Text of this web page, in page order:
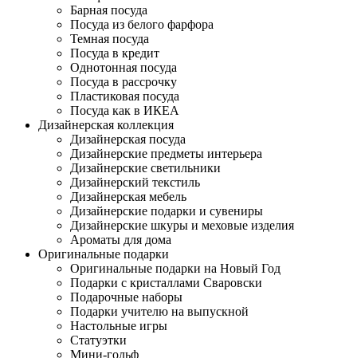
Барная посуда
Посуда из белого фарфора
Темная посуда
Посуда в кредит
Однотонная посуда
Посуда в рассрочку
Пластиковая посуда
Посуда как в ИКЕА
Дизайнерская коллекция
Дизайнерская посуда
Дизайнерские предметы интерьера
Дизайнерские светильники
Дизайнерский текстиль
Дизайнерская мебель
Дизайнерские подарки и сувениры
Дизайнерские шкуры и меховые изделия
Ароматы для дома
Оригинальные подарки
Оригинальные подарки на Новый Год
Подарки с кристаллами Сваровски
Подарочные наборы
Подарки учителю на выпускной
Настольные игры
Статуэтки
Мини-гольф